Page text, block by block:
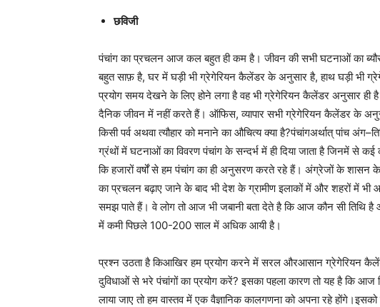
छविजी
पंचांग का प्रचलन आज कल बहुत ही कम है। जीवन की सभी घटनाओं का
बहुत साफ़ है, घर में घड़ी भी ग्रेगेरियन कैलेंडर के अनुसार है, हाथ घड़ी भी
प्रयोग समय देखने के लिए होने लगा है वह भी ग्रेगेरियन कैलेंडर अनुसार ही
दैनिक जीवन में नहीं करते हैं। ऑफिस, व्यापार सभी ग्रेगेरियन कैलेंडर के
किसी पर्व अथवा त्यौहार को मनाने का औचित्य क्या है?पंचांगअर्थात् पांच
ग्रंथों में घटनाओं का विवरण पंचांग के सन्दर्भ में ही दिया जाता है जिनमें से
कि हजारों वर्षों से हम पंचांग का ही अनुसरण करते रहे हैं। अंग्रेजों के
का प्रचलन बढ़ाए जाने के बाद भी देश के ग्रामीण इलाकों में और शहरों में भी
समझ पाते हैं। वे लोग तो आज भी जबानी बता देते है कि आज कौन सी तिथि
में कमी पिछले 100-200 साल में अधिक आयी है।
प्रश्न उठता है किआखिर हम प्रयोग करने में सरल औरआसान ग्रेगेरियन
दुविधाओं से भरे पंचांगों का प्रयोग करें? इसका पहला कारण तो यह है कि आज
लाया जाए तो हम वास्तव में एक वैज्ञानिक कालगणना को अपना रहे होंगे।इसको